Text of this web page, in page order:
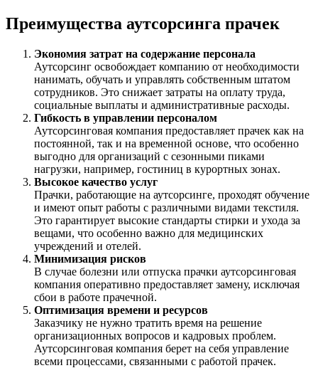
Преимущества аутсорсинга прачек
Экономия затрат на содержание персонала
Аутсорсинг освобождает компанию от необходимости
нанимать, обучать и управлять собственным штатом
сотрудников. Это снижает затраты на оплату труда,
социальные выплаты и административные расходы.
Гибкость в управлении персоналом
Аутсорсинговая компания предоставляет прачек как на
постоянной, так и на временной основе, что особенно
выгодно для организаций с сезонными пиками
нагрузки, например, гостиниц в курортных зонах.
Высокое качество услуг
Прачки, работающие на аутсорсинге, проходят обучение
и имеют опыт работы с различными видами текстиля.
Это гарантирует высокие стандарты стирки и ухода за
вещами, что особенно важно для медицинских
учреждений и отелей.
Минимизация рисков
В случае болезни или отпуска прачки аутсорсинговая
компания оперативно предоставляет замену, исключая
сбои в работе прачечной.
Оптимизация времени и ресурсов
Заказчику не нужно тратить время на решение
организационных вопросов и кадровых проблем.
Аутсорсинговая компания берет на себя управление
всеми процессами, связанными с работой прачек.